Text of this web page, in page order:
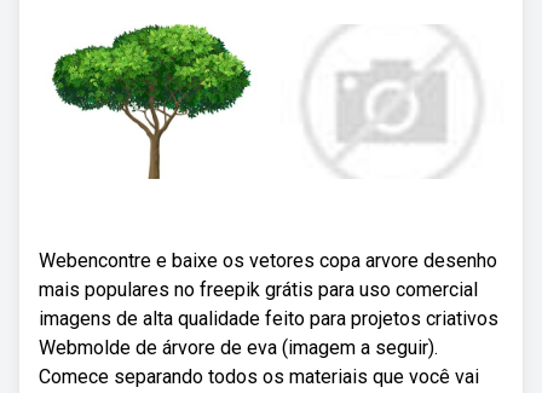
Webencontre e baixe os vetores copa arvore desenho
mais populares no freepik grátis para uso comercial
imagens de alta qualidade feito para projetos criativos
Webmolde de árvore de eva (imagem a seguir).
Comece separando todos os materiais que você vai